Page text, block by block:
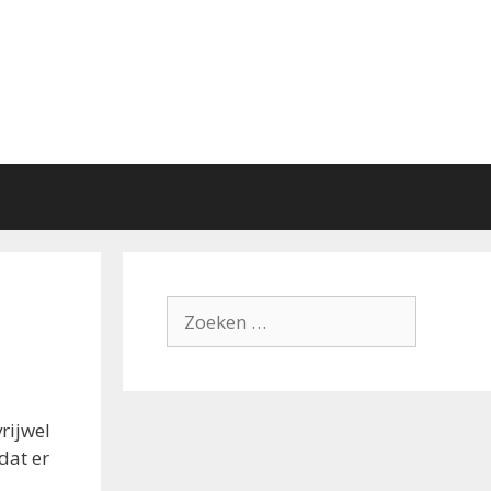
er
naar: